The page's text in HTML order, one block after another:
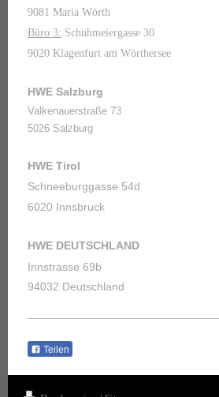
9081 Maria Wörth
Büro 3: Schuhmeiergasse 30
9020 Klagenfurt am Wörthersee
HWE Salzburg
Valkenauerstraße 73
5026 Salzburg
HWE Tirol
Schneeburggasse 54d
6020 Innsbruck
HWE DEUTSCHLAND
Innstrasse 69b
94032 Deutschland
Teilen